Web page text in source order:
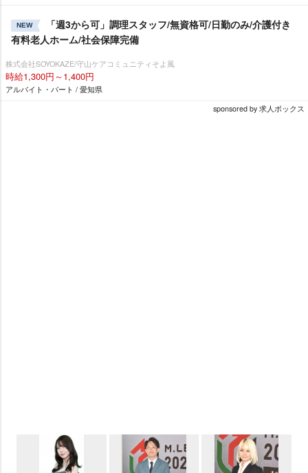
NEW
「週3から可」調理スタッフ/無資格可/日勤のみ/介護付き
有料老人ホーム/社会保障完備
株式会社SOYOKAZE/守山ケアコミュニティそよ風
時給1,300円～1,400円
アルバイト・パート / 愛知県
sponsored by 求人ボックス